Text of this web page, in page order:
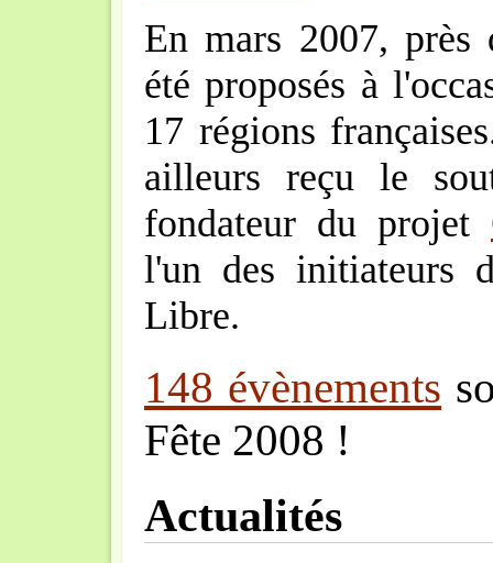
En mars 2007,
été proposés à
17 régions
ailleurs reçu le
fondateur du projet
l'un des initiateurs
Libre.
148 évènements
Fête 2008 !
Actualités